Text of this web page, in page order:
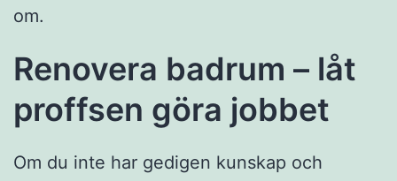
om.
Renovera badrum – låt
proffsen göra jobbet
Om du inte har gedigen kunskap och